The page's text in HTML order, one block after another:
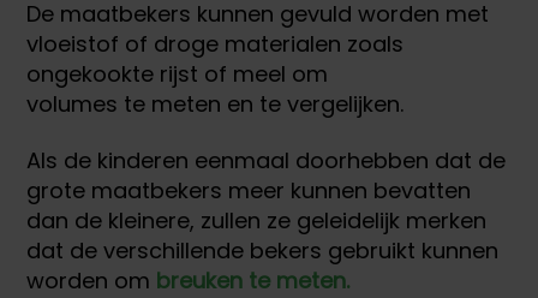
De maatbekers kunnen gevuld worden met
vloeistof of droge materialen zoals
ongekookte rijst of meel om
volumes te meten en te vergelijken.
Als de kinderen eenmaal doorhebben dat de
grote maatbekers meer kunnen bevatten
dan de kleinere, zullen ze geleidelijk merken
dat de verschillende bekers gebruikt kunnen
worden om breuken te meten.